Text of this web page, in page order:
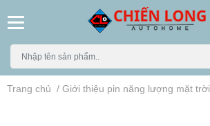
Trang chủ / Giới thiệu pin năng lượng mặt trời